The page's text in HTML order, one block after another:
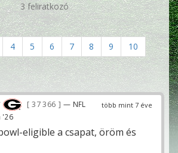
3 feliratkozó
4 5 6 7 8 9
10
több mint 7 éve
37 366
— NFL
'26
eligible a csapat, öröm és